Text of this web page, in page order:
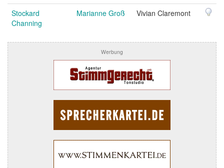
Stockard
Channing
Marianne Groß Vivian Claremont
Werbung